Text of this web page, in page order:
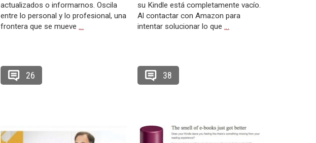
actualizados o informarnos. Oscila
entre lo personal y lo profesional, una
frontera que se mueve…
26
su Kindle está completamente vacío.
Al contactar con Amazon para
intentar solucionar lo que…
38